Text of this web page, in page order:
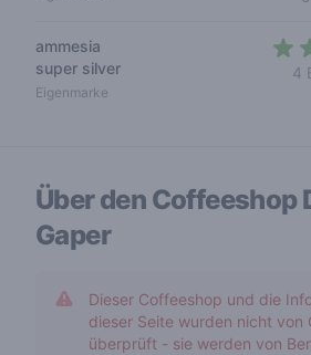
ammesia
super silver
Eigenmarke
4
Über den Coffeeshop
Gaper
Dieser Coffeeshop und die
dieser Seite wurden nicht von
überprüft - sie werden von